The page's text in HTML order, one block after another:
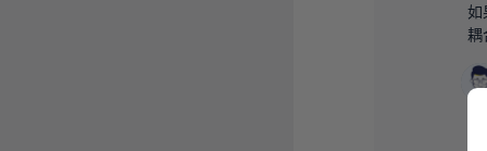
如
耦